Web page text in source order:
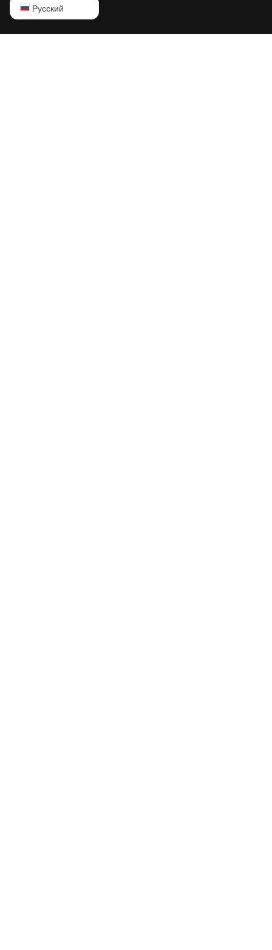
Русский
English